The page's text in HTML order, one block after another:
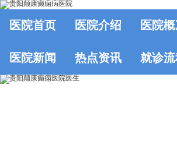
医院首页 医院介绍 医院
医院新闻 热点资讯 就诊